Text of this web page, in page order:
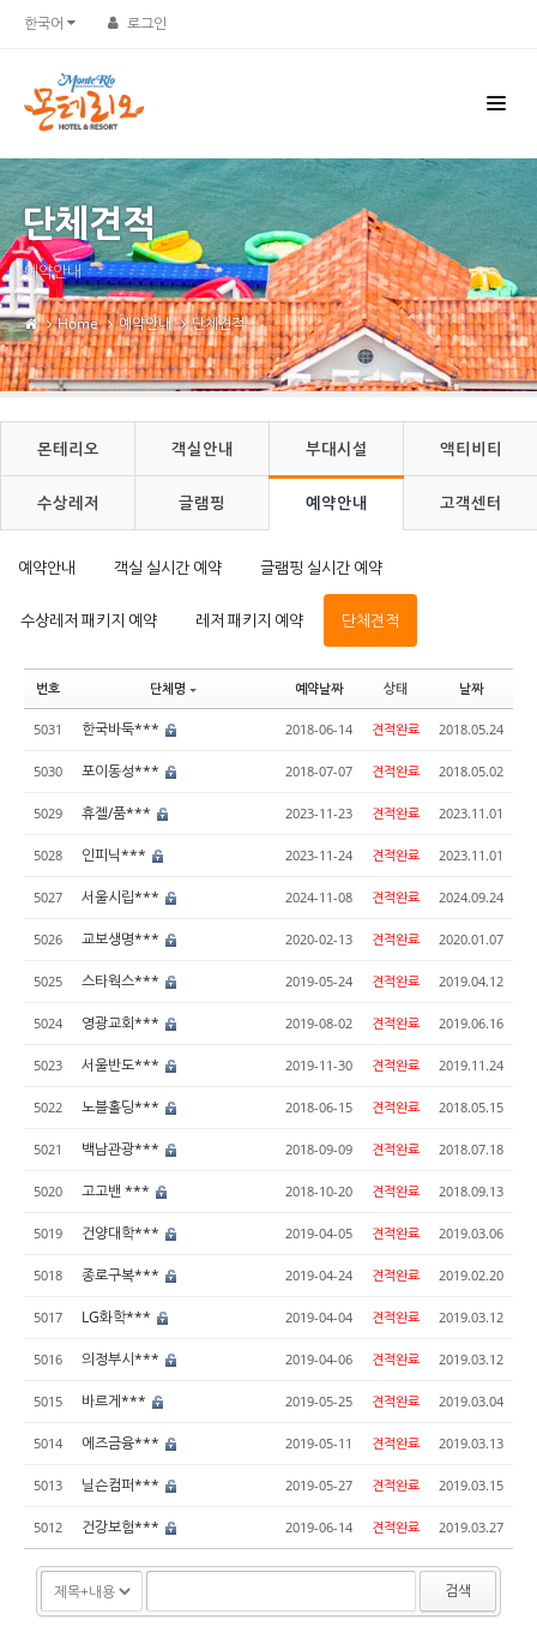
한국어 로그인
단체견적
예약안내
Home 예약안내 단체견적
몬테리오 객실안내 부대시설 액티비티
수상레저 글램핑 예약안내 고객센터
예약안내 객실 실시간 예약 글램핑 실시간 예약
수상레저 패키지 예약 레저 패키지 예약 단체견적
번호 단체명 예약날짜 상태 날짜
5031 한국바둑*** 2018-06-14 견적완료 2018.05.24
5030 포이동성*** 2018-07-07 견적완료 2018.05.02
5029 휴젤/품*** 2023-11-23 견적완료 2023.11.01
5028 인피닉*** 2023-11-24 견적완료 2023.11.01
5027 서울시립*** 2024-11-08 견적완료 2024.09.24
5026 교보생명*** 2020-02-13 견적완료 2020.01.07
5025 스타웍스*** 2019-05-24 견적완료 2019.04.12
5024 영광교회*** 2019-08-02 견적완료 2019.06.16
5023 서울반도*** 2019-11-30 견적완료 2019.11.24
5022 노블홀딩*** 2018-06-15 견적완료 2018.05.15
5021 백남관광*** 2018-09-09 견적완료 2018.07.18
5020 고고밴 *** 2018-10-20 견적완료 2018.09.13
5019 건양대학*** 2019-04-05 견적완료 2019.03.06
5018 종로구복*** 2019-04-24 견적완료 2019.02.20
5017 LG화학*** 2019-04-04 견적완료 2019.03.12
5016 의정부시*** 2019-04-06 견적완료 2019.03.12
5015 바르게*** 2019-05-25 견적완료 2019.03.04
5014 에즈금융*** 2019-05-11 견적완료 2019.03.13
5013 닐슨컴퍼*** 2019-05-27 견적완료 2019.03.15
5012 건강보험*** 2019-06-14 견적완료 2019.03.27
검색
Sketchbook5, 스케치북5